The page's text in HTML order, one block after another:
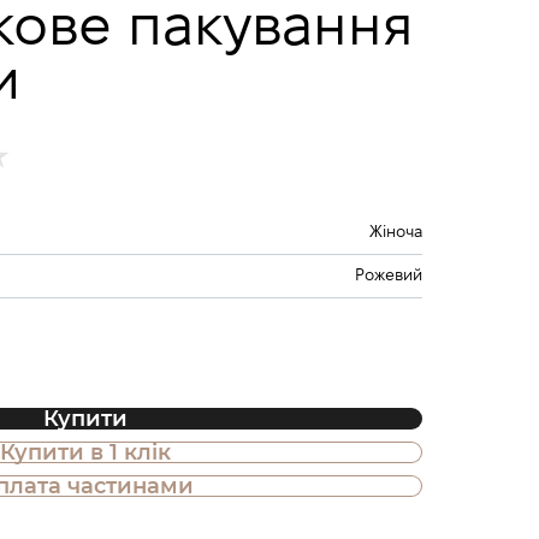
пакування
Жіноча
Рожевий
Купити
Купити в 1 клік
частинами
товару в оплату